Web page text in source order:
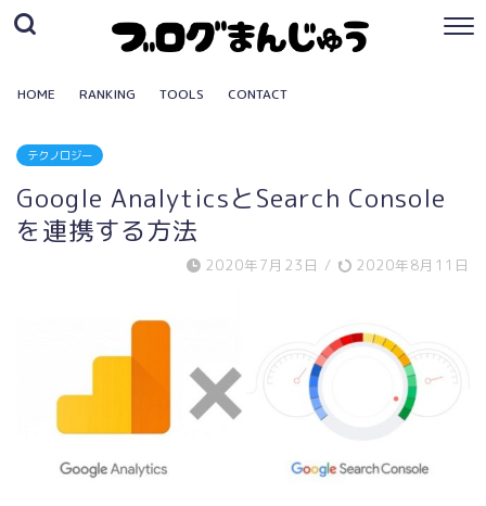
HOME RANKING TOOLS CONTACT
テクノロジー
Google AnalyticsとSearch Console
を連携する方法
2020年7月23日 / 2020年8月11日